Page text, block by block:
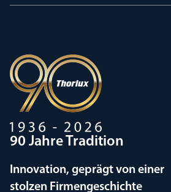
90 Jahre Tradition
Innovation, geprägt von einer
stolzen Firmengeschichte